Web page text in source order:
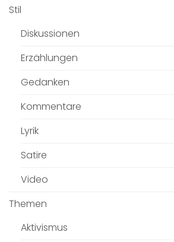
Stil
Diskussionen
Erzählungen
Gedanken
Kommentare
Lyrik
Satire
Video
Themen
Aktivismus